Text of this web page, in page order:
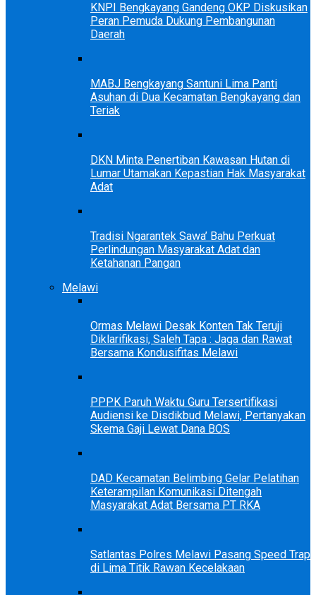
KNPI Bengkayang Gandeng OKP Diskusikan
Peran Pemuda Dukung Pembangunan
Daerah
MABJ Bengkayang Santuni Lima Panti
Asuhan di Dua Kecamatan Bengkayang dan
Teriak
DKN Minta Penertiban Kawasan Hutan di
Lumar Utamakan Kepastian Hak Masyarakat
Adat
Tradisi Ngarantek Sawa’ Bahu Perkuat
Perlindungan Masyarakat Adat dan
Ketahanan Pangan
Melawi
Ormas Melawi Desak Konten Tak Teruji
Diklarifikasi, Saleh Tapa : Jaga dan Rawat
Bersama Kondusifitas Melawi
PPPK Paruh Waktu Guru Tersertifikasi
Audiensi ke Disdikbud Melawi, Pertanyakan
Skema Gaji Lewat Dana BOS
DAD Kecamatan Belimbing Gelar Pelatihan
Keterampilan Komunikasi Ditengah
Masyarakat Adat Bersama PT RKA
Satlantas Polres Melawi Pasang Speed Trap
di Lima Titik Rawan Kecelakaan